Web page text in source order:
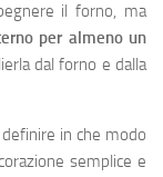
il forno, ma
per almeno un
dal forno e dalla
in che modo
semplice e